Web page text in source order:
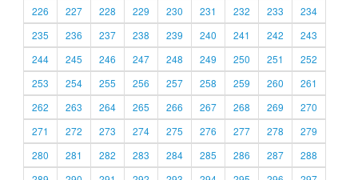
226
227 228 229 230 231 232 233
234
235
236 237 238 239 240 241 242
243
244
245 246 247 248 249 250 251
252
253
254 255 256 257 258 259 260
261
262
263 264 265 266 267 268 269
270
271
272 273 274 275 276 277 278
279
280
281 282 283 284 285 286 287
288